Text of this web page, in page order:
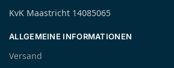
KvK Maastricht 14085065
ALLGEMEINE INFORMATIONEN
Versand